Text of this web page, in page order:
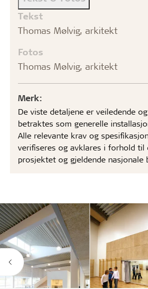
Tekst
Thomas Mølvig, arkitekt
Fotos
Thomas Mølvig, arkitekt
Merk:
De viste detaljene er veiledende
betraktes som generelle
Alle relevante krav og
verifiseres og avklares i forhold til
prosjektet og gjeldende nasjonale